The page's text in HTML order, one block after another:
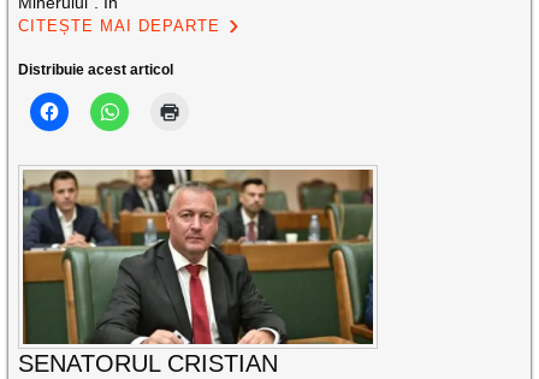
CITEȘTE MAI DEPARTE
Distribuie acest articol
SENATORUL CRISTIAN